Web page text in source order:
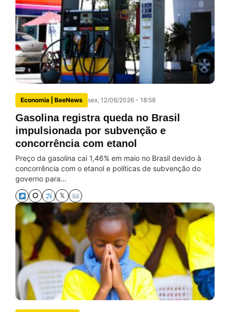
Economia | BeeNews sex, 12/06/2026 - 18:58
Gasolina registra queda no Brasil
impulsionada por subvenção e
concorrência com etanol
Preço da gasolina cai 1,46% em maio no Brasil devido à
concorrência com o etanol e políticas de subvenção do
governo para…
⭘ 𝕏